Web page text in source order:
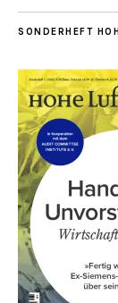
SONDERHEFT